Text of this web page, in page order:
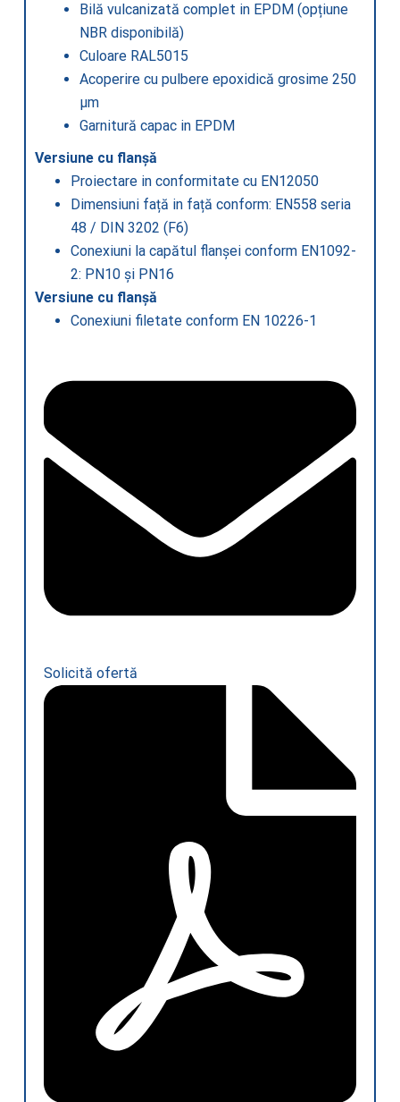
Bilă vulcanizată complet in EPDM (opțiune
NBR disponibilă)
Culoare RAL5015
Acoperire cu pulbere epoxidică grosime 250
μm
Garnitură capac in EPDM
Versiune cu flanșă
Proiectare in conformitate cu EN12050
Dimensiuni față in față conform: EN558 seria
48 / DIN 3202 (F6)
Conexiuni la capătul flanșei conform EN1092-
2: PN10 și PN16
Versiune cu flanșă
Conexiuni filetate conform EN 10226-1
Solicită ofertă